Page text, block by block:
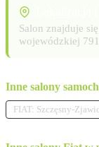
Salon znajduje
wojewódzkiej
Inne salony
FIAT: Szczęsny-